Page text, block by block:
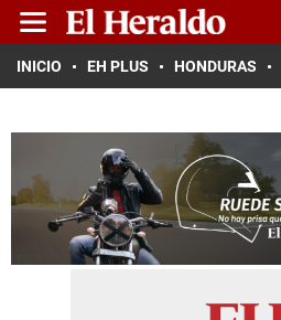
INICIO EH PLUS HONDURAS